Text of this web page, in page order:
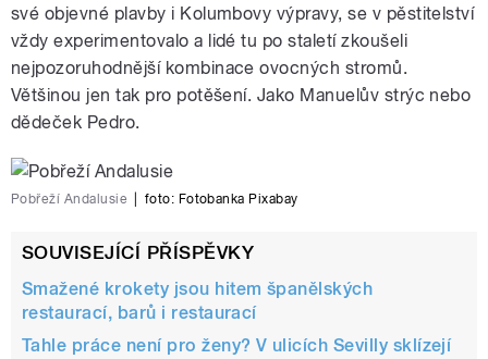
své objevné plavby i Kolumbovy výpravy, se v pěstitelství
vždy experimentovalo a lidé tu po staletí zkoušeli
nejpozoruhodnější kombinace ovocných stromů.
Většinou jen tak pro potěšení. Jako Manuelův strýc nebo
dědeček Pedro.
Pobřeží Andalusie foto: Fotobanka Pixabay
SOUVISEJÍCÍ PŘÍSPĚVKY
Smažené krokety jsou hitem španělských
restaurací, barů i restaurací
Tahle práce není pro ženy? V ulicích Sevilly sklízejí